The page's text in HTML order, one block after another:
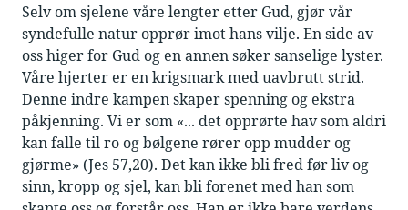
Selv om sjelene våre lengter etter Gud, gjør vår
syndefulle natur opprør imot hans vilje. En side av
oss higer for Gud og en annen søker sanselige lyster.
Våre hjerter er en krigsmark med uavbrutt strid.
Denne indre kampen skaper spenning og ekstra
påkjenning. Vi er som «... det opprørte hav som aldri
kan falle til ro og bølgene rører opp mudder og
gjørme» (Jes 57,20). Det kan ikke bli fred før liv og
sinn, kropp og sjel, kan bli forenet med han som